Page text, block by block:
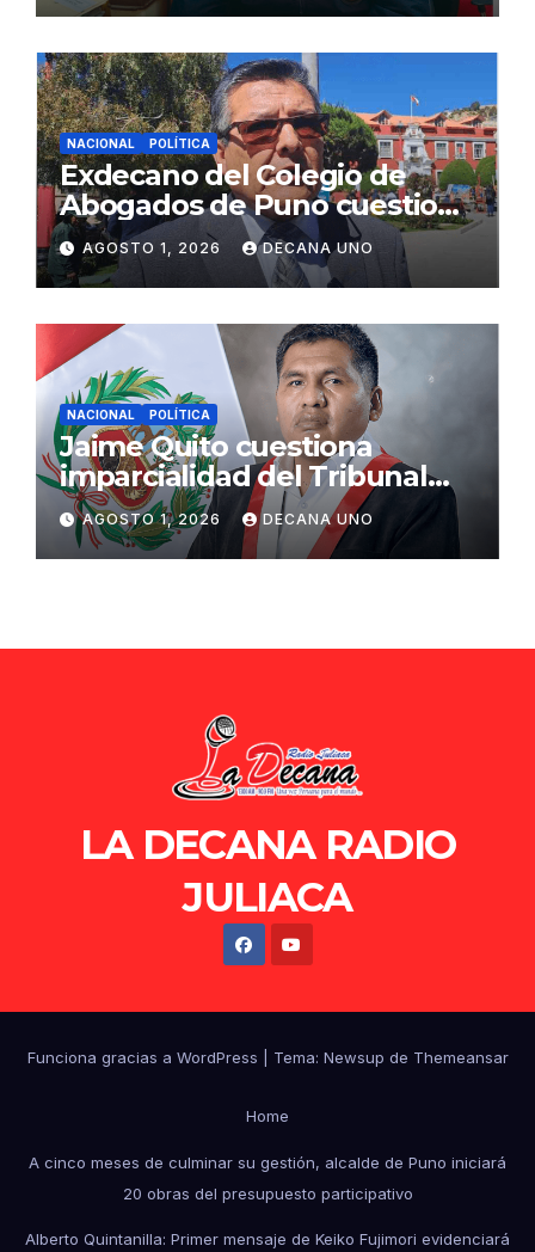
NACIONAL POLÍTICA
Exdecano del Colegio de
Abogados de Puno cuestiona
propuestas sobre seguridad
ciudadana
AGOSTO 1, 2026 DECANA UNO
NACIONAL POLÍTICA
Jaime Quito cuestiona
imparcialidad del Tribunal
Constitucional tras liberación
de Ollanta Humala
AGOSTO 1, 2026 DECANA UNO
LA DECANA RADIO
JULIACA
Funciona gracias a WordPress Tema: Newsup de Themeansar
Home
A cinco meses de culminar su gestión, alcalde de Puno iniciará
20 obras del presupuesto participativo
Alberto Quintanilla: Primer mensaje de Keiko Fujimori evidenciará